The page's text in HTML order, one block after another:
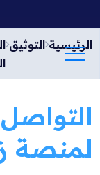
الرئيسية التوثيق
لمنصة